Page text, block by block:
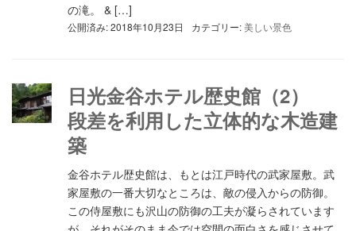
の滝。 & […]
公開済み: 2018年10月23日 カテゴリー:美しい景色
日光金谷ホテル歴史館（2）
段差を利用した立体的な木造建
築
金谷ホテル歴史館は、もとは江戸時代の武家屋敷。武
家屋敷の一番大切なところは、敵の侵入からの防御。
この侍屋敷にも沢山の防御の工夫が凝らされています